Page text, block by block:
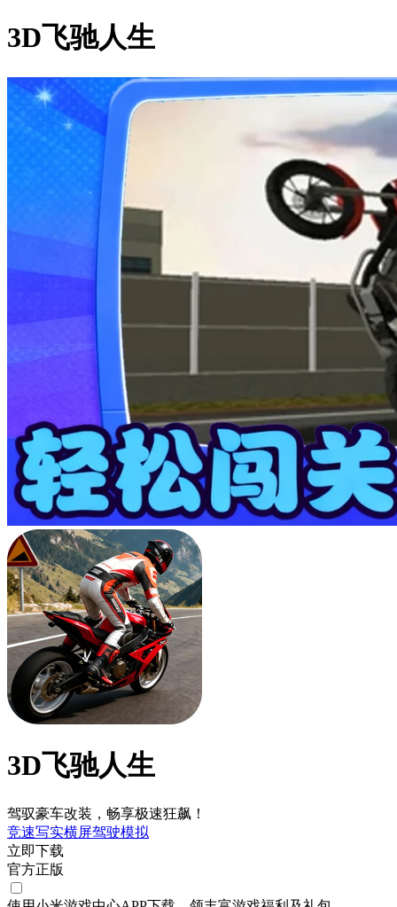
3D飞驰人生
3D飞驰人生
驾驭豪车改装，畅享极速狂飙！
竞速写实横屏驾驶模拟
立即下载
官方正版